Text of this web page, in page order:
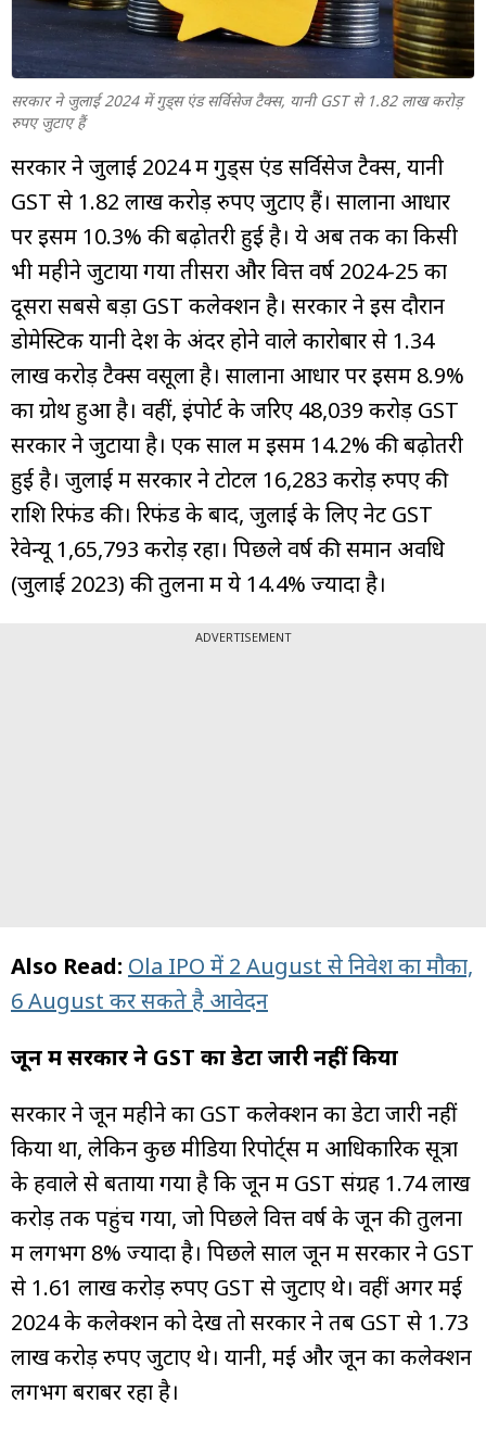
सरकार ने जुलाई 2024 में गुड्स एंड सर्विसेज टैक्स, यानी GST से 1.82 लाख करोड़
रुपए जुटाए हैं
सरकार ने जुलाई 2024 में गुड्स एंड सर्विसेज टैक्स, यानी
GST से 1.82 लाख करोड़ रुपए जुटाए हैं। सालाना आधार
पर इसमें 10.3% की बढ़ोतरी हुई है। ये अब तक का किसी
भी महीने जुटाया गया तीसरा और वित्त वर्ष 2024-25 का
दूसरा सबसे बड़ा GST कलेक्शन है। सरकार ने इस दौरान
डोमेस्टिक यानी देश के अंदर होने वाले कारोबार से 1.34
लाख करोड़ टैक्स वसूला है। सालाना आधार पर इसमें 8.9%
का ग्रोथ हुआ है। वहीं, इंपोर्ट के जरिए 48,039 करोड़ GST
सरकार ने जुटाया है। एक साल में इसमें 14.2% की बढ़ोतरी
हुई है। जुलाई में सरकार ने टोटल 16,283 करोड़ रुपए की
राशि रिफंड की। रिफंड के बाद, जुलाई के लिए नेट GST
रेवेन्यू 1,65,793 करोड़ रहा। पिछले वर्ष की समान अवधि
(जुलाई 2023) की तुलना में ये 14.4% ज्यादा है।
ADVERTISEMENT
Also Read: Ola IPO में 2 August से निवेश का मौका,
6 August कर सकते है आवेदन
जून में सरकार ने GST का डेटा जारी नहीं किया
सरकार ने जून महीने का GST कलेक्शन का डेटा जारी नहीं
किया था, लेकिन कुछ मीडिया रिपोर्ट्स में आधिकारिक सूत्रों
के हवाले से बताया गया है कि जून में GST संग्रह ₹1.74 लाख
करोड़ तक पहुंच गया, जो पिछले वित्त वर्ष के जून की तुलना
में लगभग 8% ज्यादा है। पिछले साल जून में सरकार ने GST
से 1.61 लाख करोड़ रुपए GST से जुटाए थे। वहीं अगर मई
2024 के कलेक्शन को देखें तो सरकार ने तब GST से 1.73
लाख करोड़ रुपए जुटाए थे। यानी, मई और जून का कलेक्शन
लगभग बराबर रहा है।